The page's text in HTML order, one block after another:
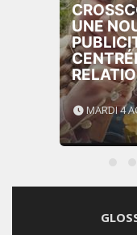
UNE
MARDI 4